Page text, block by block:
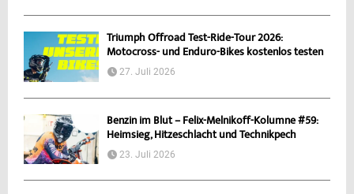
Triumph Offroad Test-Ride-Tour 2026:
Motocross- und Enduro-Bikes kostenlos testen
27. Juli 2026
Benzin im Blut – Felix-Melnikoff-Kolumne #59:
Heimsieg, Hitzeschlacht und Technikpech
23. Juli 2026